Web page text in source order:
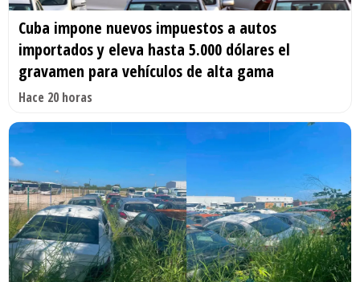
Cuba impone nuevos impuestos a autos
importados y eleva hasta 5.000 dólares el
gravamen para vehículos de alta gama
Hace 20 horas